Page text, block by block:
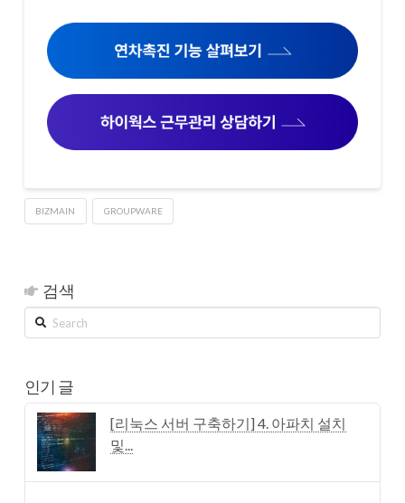
BIZMAIN GROUPWARE
검색
Search
인기 글
[리눅스 서버 구축하기] 4. 아파치 설치
및...